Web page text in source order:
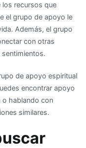
recursos que
el grupo de apoyo le
Además, el grupo
con otras
de apoyo espiritual
encontrar apoyo
o hablando con
similares.